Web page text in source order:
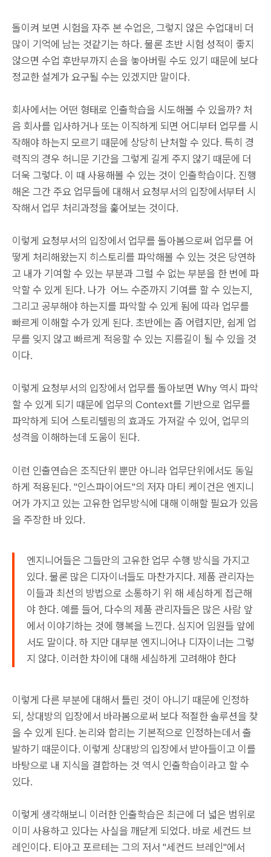
돌이켜 보면 시험을 자주 본 수업은, 그렇지 않은 수업대비 더
많이 기억에 남는 것같기는 하다. 물론 초반 시험 성적이 좋지
않으면 수업 후반부까지 손을 놓아버릴 수도 있기 때문에 보다
정교한 설계가 요구될 수는 있겠지만 말이다.
회사에서는 어떤 형태로 인출학습을 시도해볼 수 있을까? 처
음 회사를 입사하거나 또는 이직하게 되면 어디부터 업무를 시
작해야 하는지 모르기 때문에 상당히 난처할 수 있다. 특히 경
력직의 경우 허니문 기간을 그렇게 길게 주지 않기 때문에 더
더욱 그렇다. 이 때 사용해볼 수 있는 것이 인출학습이다. 진행
해온 그간 주요 업무들에 대해서 요청부서의 입장에서부터 시
작해서 업무 처리과정을 훑어보는 것이다.
이렇게 요청부서의 입장에서 업무를 돌아봄으로써 업무를 어
떻게 처리해왔는지 히스토리를 파악해볼 수 있는 것은 당연하
고 내가 기여할 수 있는 부분과 그럴 수 없는 부분을 한 번에 파
악할 수 있게 된다. 나가 어느 수준까지 기여를 할 수 있는지,
그리고 공부해야 하는지를 파악할 수 있게 됨에 따라 업무를
빠르게 이해할 수가 있게 된다. 초반에는 좀 어렵지만, 쉽게 업
무를 잊지 않고 빠르게 적응할 수 있는 지름길이 될 수 있을 것
이다.
이렇게 요청부서의 입장에서 업무를 돌아보면 Why 역시 파악
할 수 있게 되기 때문에 업무의 Context를 기반으로 업무를
파악하게 되어 스토리텔링의 효과도 가져갈 수 있어, 업무의
성격을 이해하는데 도움이 된다.
이런 인출연습은 조직단위 뿐만 아니라 업무단위에서도 동일
하게 적용된다. "인스파이어드"의 저자 마티 케이건은 엔지니
어가 가지고 있는 고유한 업무방식에 대해 이해할 필요가 있음
을 주장한 바 있다.
엔지니어들은 그들만의 고유한 업무 수행 방식을 가지고
있다. 물론 많은 디자이너들도 마찬가지다. 제품 관리자는
이들과 최선의 방법으로 소통하기 위 해 세심하게 접근해
야 한다. 예를 들어, 다수의 제품 관리자들은 많은 사람 앞
에서 이야기하는 것에 행복을 느낀다. 심지어 임원들 앞에
서도 말이다. 하 지만 대부분 엔지니어나 디자이너는 그렇
지 않다. 이러한 차이에 대해 세심하게 고려해야 한다
이렇게 다른 부분에 대해서 틀린 것이 아니기 때문에 인정하
되, 상대방의 입장에서 바라봄으로써 보다 적절한 솔루션을 찾
을 수 있게 된다. 논리와 합리는 기본적으로 인정하는데서 출
발하기 때문이다. 이렇게 상대방의 입장에서 받아들이고 이를
바탕으로 내 지식을 결합하는 것 역시 인출학습이라고 할 수
있다.
이렇게 생각해보니 이러한 인출학습은 최근에 더 넓은 범위로
이미 사용하고 있다는 사실을 깨닫게 되었다. 바로 세컨드 브
레인이다. 티아고 포르테는 그의 저서 "세컨드 브레인"에서